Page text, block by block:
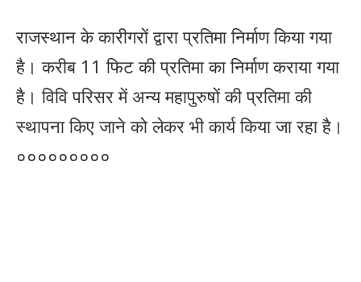
राजस्थान के कारीगरों द्वारा प्रतिमा निर्माण किया गया
है। करीब 11 फिट की प्रतिमा का निर्माण कराया गया
है। विवि परिसर में अन्य महापुरुषों की प्रतिमा की
स्थापना किए जाने को लेकर भी कार्य किया जा रहा है।
०००००००००